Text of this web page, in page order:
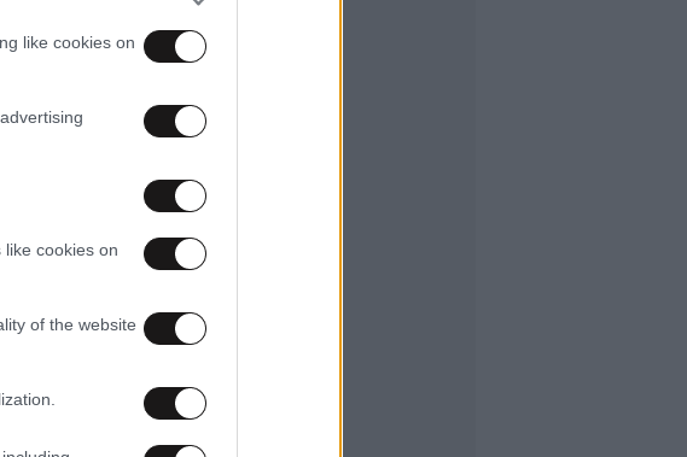
like cookies on
cookies on
of the website